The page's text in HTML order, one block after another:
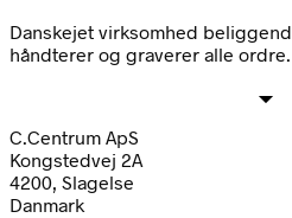
Danskejet virksomhed
håndterer og graverer alle ordre.
C.Centrum ApS
Kongstedvej 2A
4200, Slagelse
Danmark